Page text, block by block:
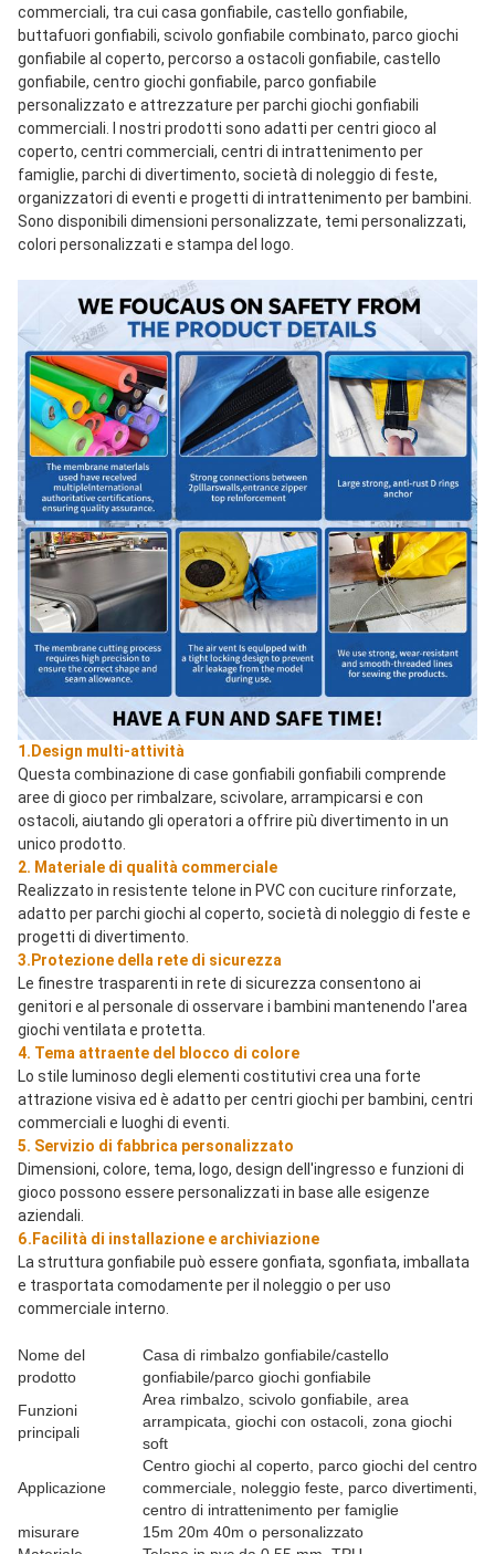
commerciali, tra cui casa gonfiabile, castello gonfiabile,
buttafuori gonfiabili, scivolo gonfiabile combinato, parco giochi
gonfiabile al coperto, percorso a ostacoli gonfiabile, castello
gonfiabile, centro giochi gonfiabile, parco gonfiabile
personalizzato e attrezzature per parchi giochi gonfiabili
commerciali. I nostri prodotti sono adatti per centri gioco al
coperto, centri commerciali, centri di intrattenimento per
famiglie, parchi di divertimento, società di noleggio di feste,
organizzatori di eventi e progetti di intrattenimento per bambini.
Sono disponibili dimensioni personalizzate, temi personalizzati,
colori personalizzati e stampa del logo.
1.Design multi-attività
Questa combinazione di case gonfiabili gonfiabili comprende
aree di gioco per rimbalzare, scivolare, arrampicarsi e con
ostacoli, aiutando gli operatori a offrire più divertimento in un
unico prodotto.
2. Materiale di qualità commerciale
Realizzato in resistente telone in PVC con cuciture rinforzate,
adatto per parchi giochi al coperto, società di noleggio di feste e
progetti di divertimento.
3.Protezione della rete di sicurezza
Le finestre trasparenti in rete di sicurezza consentono ai
genitori e al personale di osservare i bambini mantenendo l'area
giochi ventilata e protetta.
4. Tema attraente del blocco di colore
Lo stile luminoso degli elementi costitutivi crea una forte
attrazione visiva ed è adatto per centri giochi per bambini, centri
commerciali e luoghi di eventi.
5. Servizio di fabbrica personalizzato
Dimensioni, colore, tema, logo, design dell'ingresso e funzioni di
gioco possono essere personalizzati in base alle esigenze
aziendali.
6.Facilità di installazione e archiviazione
La struttura gonfiabile può essere gonfiata, sgonfiata, imballata
e trasportata comodamente per il noleggio o per uso
commerciale interno.
Nome del
prodotto
Casa di rimbalzo gonfiabile/castello
gonfiabile/parco giochi gonfiabile
Funzioni
principali
Area rimbalzo, scivolo gonfiabile, area
arrampicata, giochi con ostacoli, zona giochi
soft
Applicazione
Centro giochi al coperto, parco giochi del centro
commerciale, noleggio feste, parco divertimenti,
centro di intrattenimento per famiglie
misurare
15m 20m 40m o personalizzato